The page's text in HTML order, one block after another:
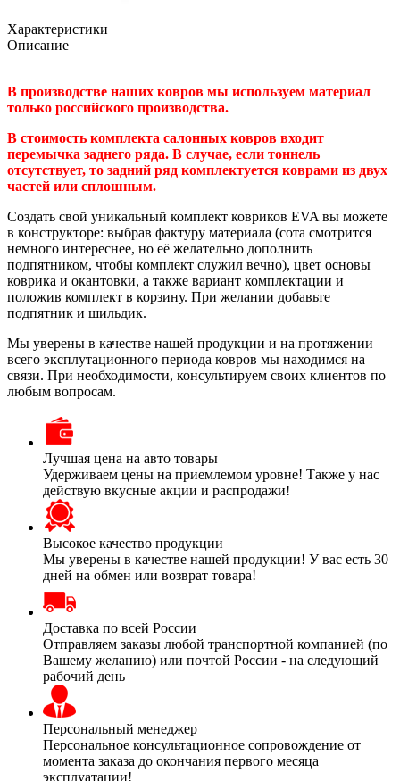
Характеристики
Описание
В производстве наших ковров мы используем материал
только российского производства.
В стоимость комплекта салонных ковров входит
перемычка заднего ряда. В случае, если тоннель
отсутствует, то задний ряд комплектуется коврами из двух
частей или сплошным.
Создать свой уникальный комплект ковриков EVA вы можете
в конструкторе: выбрав фактуру материала (сота смотрится
немного интереснее, но её желательно дополнить
подпятником, чтобы комплект служил вечно), цвет основы
коврика и окантовки, а также вариант комплектации и
положив комплект в корзину. При желании добавьте
подпятник и шильдик.
Мы уверены в качестве нашей продукции и на протяжении
всего эксплутационного периода ковров мы находимся на
связи. При необходимости, консультируем своих клиентов по
любым вопросам.
Лучшая цена на авто товары
Удерживаем цены на приемлемом уровне! Также у нас
действую вкусные акции и распродажи!
Высокое качество продукции
Мы уверены в качестве нашей продукции! У вас есть 30
дней на обмен или возврат товара!
Доставка по всей России
Отправляем заказы любой транспортной компанией (по
Вашему желанию) или почтой России - на следующий
рабочий день
Персональный менеджер
Персональное консультационное сопровождение от
момента заказа до окончания первого месяца
эксплуатации!